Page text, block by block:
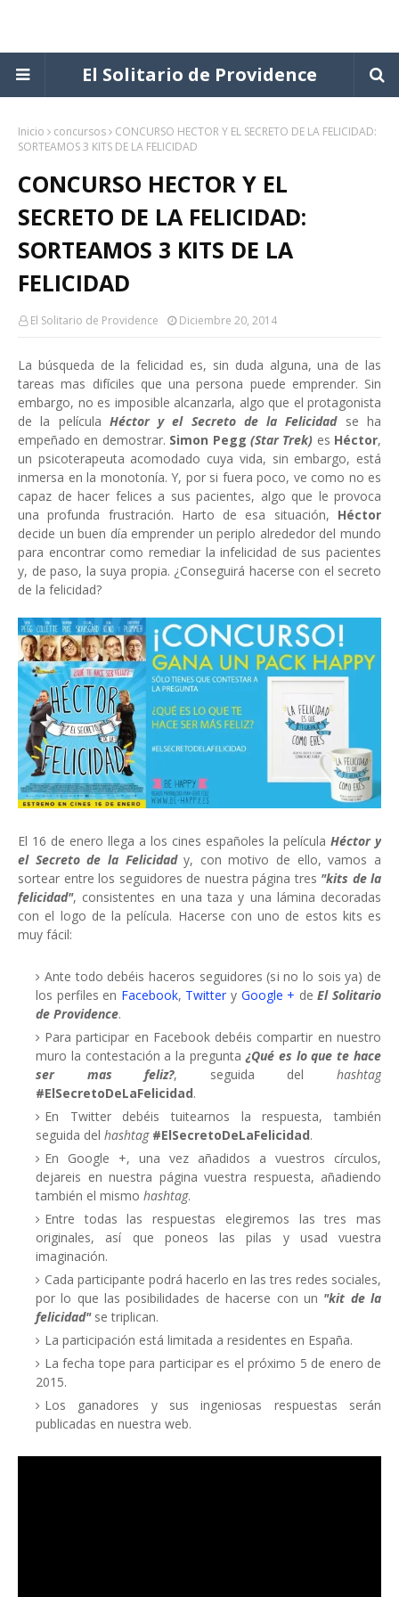
El Solitario de Providence
Inicio concursos
CONCURSO HECTOR Y EL SECRETO DE LA FELICIDAD:
SORTEAMOS 3 KITS DE LA FELICIDAD
CONCURSO HECTOR Y EL
SECRETO DE LA FELICIDAD:
SORTEAMOS 3 KITS DE LA
FELICIDAD
El Solitario de Providence Diciembre 20, 2014
La búsqueda de la felicidad es, sin duda alguna, una de las
tareas mas difíciles que una persona puede emprender. Sin
embargo, no es imposible alcanzarla, algo que el protagonista
de la película Héctor y el Secreto de la Felicidadse ha
empeñado en demostrar. Simon Pegg (Star Trek) es Héctor,
un psicoterapeuta acomodado cuya vida, sin embargo, está
inmersa en la monotonía. Y, por si fuera poco, ve como no es
capaz de hacer felices a sus pacientes, algo que le provoca
una profunda frustración. Harto de esa situación, Héctor
decide un buen día emprender un periplo alrededor del mundo
para encontrar como remediar la infelicidad de sus pacientes
y, de paso, la suya propia. ¿Conseguirá hacerse con el secreto
de la felicidad?
El 16 de enero llega a los cines españoles la película Héctor y
el Secreto de la Felicidady, con motivo de ello, vamos a
sortear entre los seguidores de nuestra página tres "kits de la
felicidad", consistentes en una taza y una lámina decoradas
con el logo de la película. Hacerse con uno de estos kits es
muy fácil:
Ante todo debéis haceros seguidores (si no lo sois ya) de
los perfiles en Facebook, Twitter y Google + deEl Solitario
de Providence.
Para participar en Facebook debéis compartir en nuestro
muro la contestación a la pregunta¿Qué es lo que te hace
ser mas feliz?, seguida delhashtag
#ElSecretoDeLaFelicidad.
En Twitter debéis tuitearnos la respuesta, también
seguida del hashtag #ElSecretoDeLaFelicidad.
En Google +, una vez añadidos a vuestros círculos,
dejareis en nuestra página vuestra respuesta, añadiendo
también el mismo hashtag.
Entre todas las respuestas elegiremos las tres mas
originales, así que poneos las pilas y usad vuestra
imaginación.
Cada participante podrá hacerlo en las tres redes sociales,
por lo que las posibilidades de hacerse con un "kit de la
felicidad"se triplican.
La participación está limitada a residentes en España.
La fecha tope para participar es el próximo 5 de enero de
2015.
Los ganadores y sus ingeniosas respuestas serán
publicadas en nuestra web.